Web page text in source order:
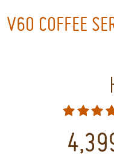
V60 COFFEE